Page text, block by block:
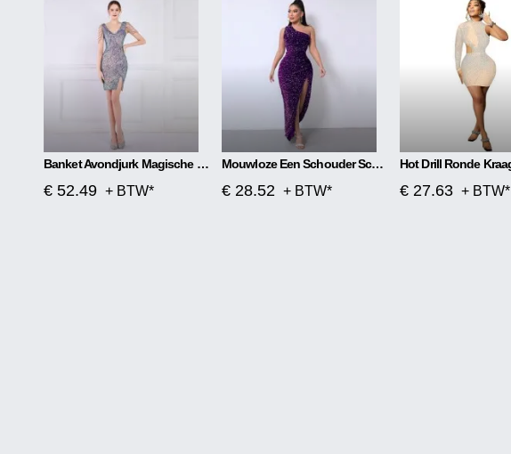
Banket Avondjurk Magische Kleur Kralen Kort
€ 52.49 + BTW*
Mouwloze Een Schouder Schuine Hals Pailletten Prachtige Jurk Met Split
€ 28.52 + BTW* € 27.63 + BTW*